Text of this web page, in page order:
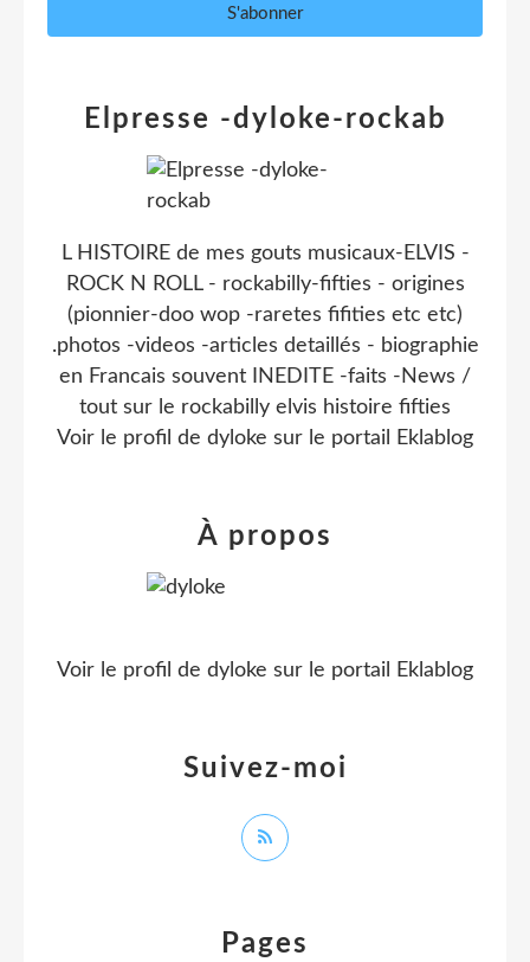
Pages
Elpresse -dyloke-rockab
L HISTOIRE de mes gouts musicaux-ELVIS -
ROCK N ROLL - rockabilly-fifties - origines
(pionnier-doo wop -raretes fifities etc etc)
.photos -videos -articles detaillés - biographie
en Francais souvent INEDITE -faits -News /
tout sur le rockabilly elvis histoire fifties
Voir le profil de dyloke sur le portail Eklablog
Suivez-moi
À propos
Voir le profil de dyloke sur le portail Eklablog